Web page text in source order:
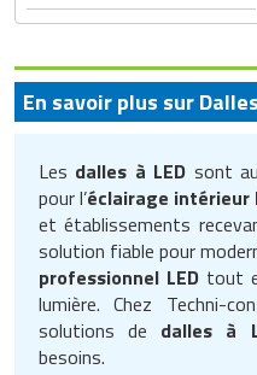
En savoir plus sur
Les dalles à LED sont
pour l’éclairage intérieur
et établissements
solution fiable pour
professionnel LEDtout
lumière. Chez Techni-
solutions de dalles à
besoins.